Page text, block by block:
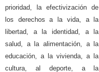
prioridad, la efectivización de
los derechos a la vida, a la
libertad, a la identidad, a la
salud, a la alimentación, a la
educación, a la vivienda, a la
cultura, al deporte, a la